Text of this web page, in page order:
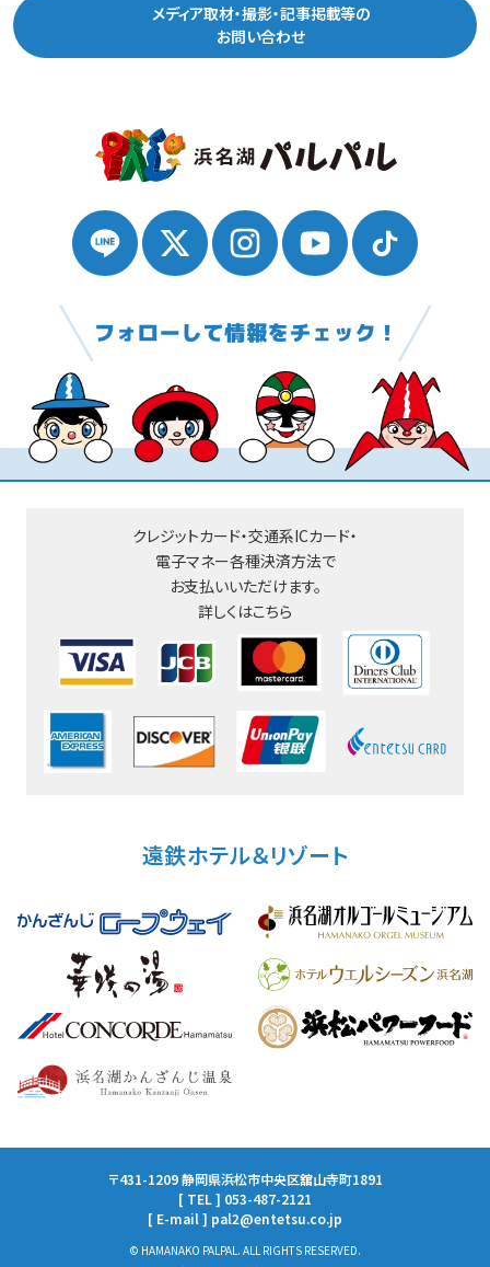
メディア取材・撮影・記事掲載等の
お問い合わせ
クレジットカード・交通系ICカード・
電子マネー各種決済方法で
お支払いいただけます。
詳しくはこちら
遠鉄ホテル＆リゾート
〒431-1209 静岡県浜松市中央区舘山寺町1891
[ TEL ] 053-487-2121
[ E-mail ] pal2@entetsu.co.jp
© HAMANAKO PALPAL. ALL RIGHTS RESERVED.